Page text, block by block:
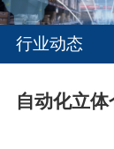
行业动态
自动化立